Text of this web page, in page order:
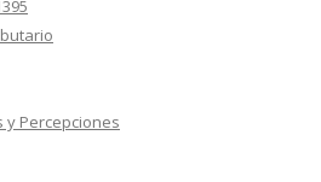
y Percepciones